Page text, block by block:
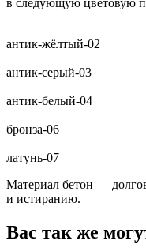
антик-жёлтый-02
антик-серый-03
антик-белый-04
бронза-06
латунь-07
Материал бетон —
и истиранию.
Вас так же